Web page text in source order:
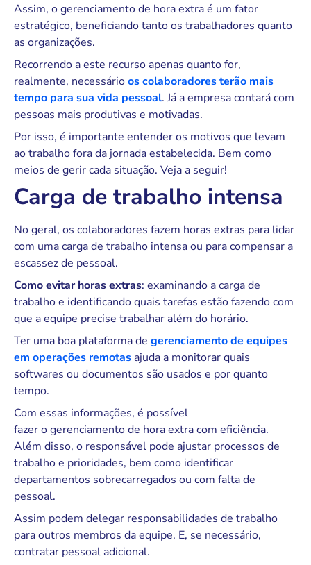
Assim, o gerenciamento de hora extra é um fator
estratégico, beneficiando tanto os trabalhadores quanto
as organizações.
Recorrendo a este recurso apenas quanto for,
realmente, necessárioos colaboradores terão mais
tempo para sua vida pessoal. Já a empresa contará com
pessoas mais produtivas e motivadas.
Por isso, é importante entender os motivos que levam
ao trabalho fora da jornada estabelecida. Bem como
meios de gerir cada situação. Veja a seguir!
Carga de trabalho intensa
No geral, os colaboradores fazem horas extras para lidar
com uma carga de trabalho intensa ou para compensar a
escassez de pessoal.
Como evitar horas extras: examinando a carga de
trabalho e identificando quais tarefas estão fazendo com
que a equipe precise trabalhar além do horário.
Ter uma boa plataforma de gerenciamento de equipes
em operações remotas ajuda a monitorar quais
softwares ou documentos são usados e por quanto
tempo.
Com essas informações, é possível
fazer o gerenciamento de hora extra com eficiência.
Além disso, o responsável pode ajustar processos de
trabalho e prioridades, bem como identificar
departamentos sobrecarregados ou com falta de
pessoal.
Assim podem delegar responsabilidades de trabalho
para outros membros da equipe. E, se necessário,
contratar pessoal adicional.